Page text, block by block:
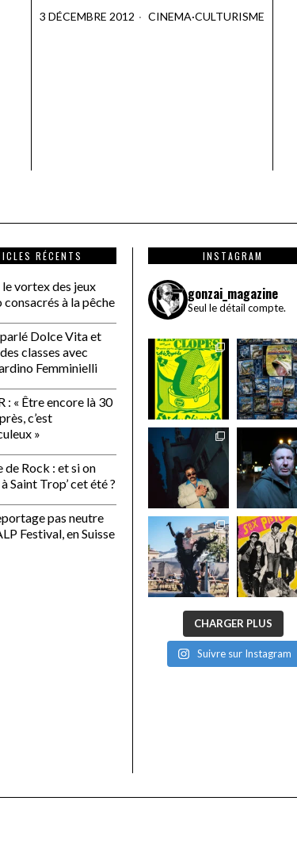
3 DÉCEMBRE 2012 CINEMA·CULTURISME
RÉCENTS
le vortex des jeux
consacrés à la pêche
Dolce Vita et
classes avec
Femminielli
: « Être encore là 30
c’est
»
de Rock : et si on
Saint Trop’ cet été ?
pas neutre
Festival, en Suisse
INSTAGRAM
gonzai_magazine
Seul le détail compte.
CHARGER PLUS
Suivre sur Instagram